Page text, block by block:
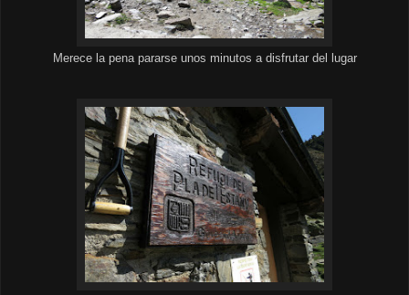
Merece la pena pararse unos minutos a disfrutar del lugar